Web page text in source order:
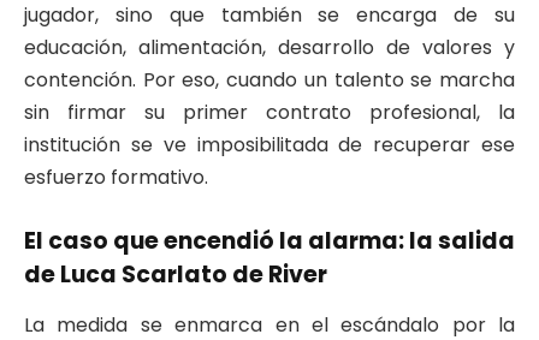
jugador, sino que también se encarga de su
educación, alimentación, desarrollo de valores y
contención. Por eso, cuando un talento se marcha
sin firmar su primer contrato profesional, la
institución se ve imposibilitada de recuperar ese
esfuerzo formativo.
El caso que encendió la alarma: la salida
de Luca Scarlato de River
La medida se enmarca en el escándalo por la